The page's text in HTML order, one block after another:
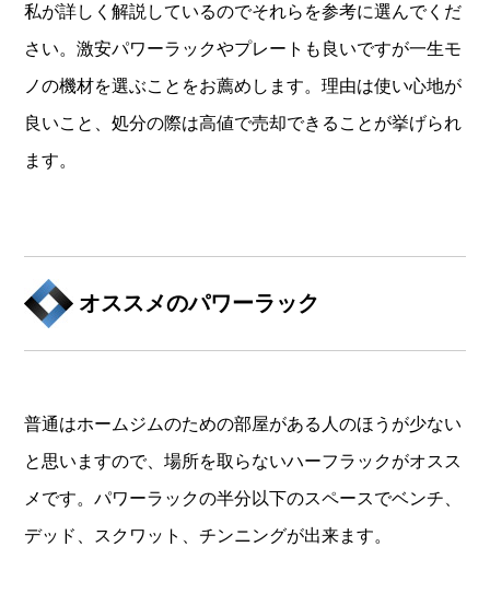
私が詳しく解説しているのでそれらを参考に選んでくだ
さい。激安パワーラックやプレートも良いですが一生モ
ノの機材を選ぶことをお薦めします。理由は使い心地が
良いこと、処分の際は高値で売却できることが挙げられ
ます。
オススメのパワーラック
普通はホームジムのための部屋がある人のほうが少ない
と思いますので、場所を取らないハーフラックがオスス
メです。パワーラックの半分以下のスペースでベンチ、
デッド、スクワット、チンニングが出来ます。